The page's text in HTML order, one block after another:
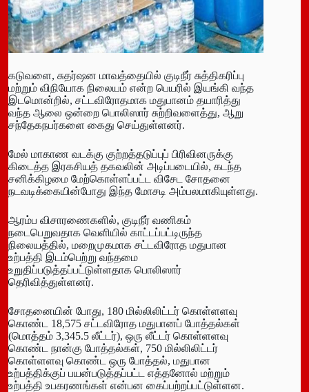
கடுவளை, சுதர்ஷன மாவத்தையில் குடிநீர் சுத்திகரிப்பு
மற்றும் விநியோக நிலையம் என்ற பெயரில் இயங்கி வந்த
இடமொன்றில், சட்டவிரோதமாக மதுபானம் தயாரித்து
வந்த ஆலை ஒன்றை பொலிஸார் சுற்றிவளைத்து, ஆறு
சந்தேகநபர்களை கைது செய்துள்ளனர்.
மேல் மாகாண வடக்கு குற்றத்தடுப்புப் பிரிவினருக்கு
கிடைத்த இரகசியத் தகவலின் அடிப்படையில், கடந்த
சனிக்கிழமை மேற்கொள்ளப்பட்ட விசேட சோதனை
நடவடிக்கையின்போது இந்த மோசடி அம்பலமாகியுள்ளது.
ஆரம்ப விசாரணைகளில், குடிநீர் வணிகம்
நடைபெறுவதாக வெளியில் காட்டப்பட்டிருந்த
நிலையத்தில், மறைமுகமாக சட்டவிரோத மதுபான
உற்பத்தி இடம்பெற்று வந்தமை
உறுதிப்படுத்தப்பட்டுள்ளதாக பொலிஸார்
தெரிவித்துள்ளனர்.
சோதனையின் போது, 180 மில்லிலிட்டர் கொள்ளளவு
கொண்ட 18,575 சட்டவிரோத மதுபானப் போத்தல்கள்
(மொத்தம் 3,345.5 லீட்டர்), ஒரு லீட்டர் கொள்ளளவு
கொண்ட நான்கு போத்தல்கள், 750 மில்லிலிட்டர்
கொள்ளளவு கொண்ட ஒரு போத்தல், மதுபான
உற்பத்திக்குப் பயன்படுத்தப்பட்ட எத்தனோல் மற்றும்
உற்பத்தி உபகரணங்கள் என்பன கைப்பற்றப்பட்டுள்ளன.